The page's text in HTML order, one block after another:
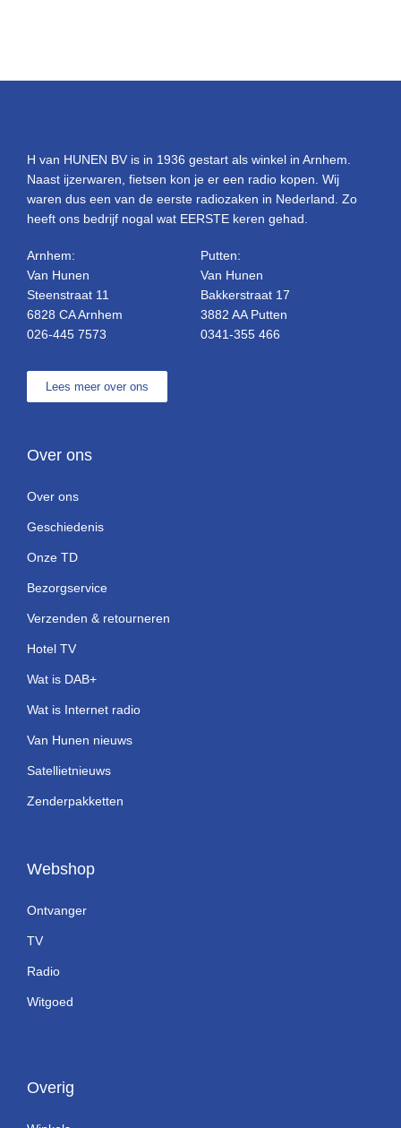
H van HUNEN BV is in 1936 gestart als winkel in Arnhem.
Naast ijzerwaren, fietsen kon je er een radio kopen. Wij
waren dus een van de eerste radiozaken in Nederland. Zo
heeft ons bedrijf nogal wat EERSTE keren gehad.
Arnhem:
Van Hunen
Steenstraat 11
6828 CA Arnhem
026-445 7573
Putten:
Van Hunen
Bakkerstraat 17
3882 AA Putten
0341-355 466
Lees meer over ons
Over ons
Over ons
Geschiedenis
Onze TD
Bezorgservice
Verzenden & retourneren
Hotel TV
Wat is DAB+
Wat is Internet radio
Van Hunen nieuws
Satellietnieuws
Zenderpakketten
Webshop
Ontvanger
TV
Radio
Witgoed
Overig